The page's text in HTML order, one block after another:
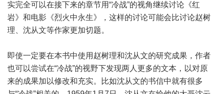
实完全可以在接下来的章节用“冷战”的视角继续讨论《红
岩》和电影《烈火中永生》，这样的讨论可能会比讨论赵树
理、沈从文等作家更加切题。
即使一定要在本书中使用赵树理和沈从文的研究成果，作者
也可以尝试在“冷战”的视野下发现两人更多的文本，以对原
来的成果加以修改和充实。比如沈从文的书信中就有很多